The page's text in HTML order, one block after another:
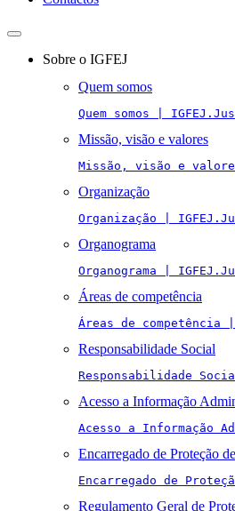
Toggle
navigationSobre o IGFEJ
Quem somos
Quem somos |
Missão, visão e valores
Missão, visão e
Organização
Organização |
Organograma
Organograma |
Áreas de competência
Áreas de
Responsabilidade Social
Responsabilidade
Acesso a Informação
Acesso a Informação
Encarregado de Proteção
Encarregado de
Regulamento Geral de